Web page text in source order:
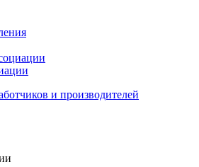
и производителей